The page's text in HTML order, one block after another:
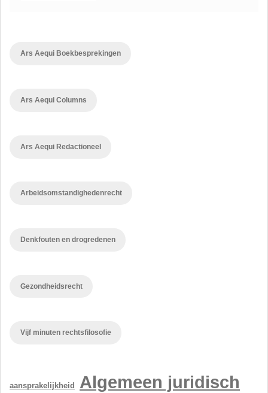
Ars Aequi Boekbesprekingen
Ars Aequi Columns
Ars Aequi Redactioneel
Arbeidsomstandighedenrecht
Denkfouten en drogredenen
Gezondheidsrecht
Vijf minuten rechtsfilosofie
aansprakelijkheid Algemeen juridisch